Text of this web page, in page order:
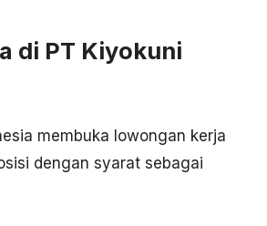
di PT Kiyokuni
membuka lowongan kerja
dengan syarat sebagai